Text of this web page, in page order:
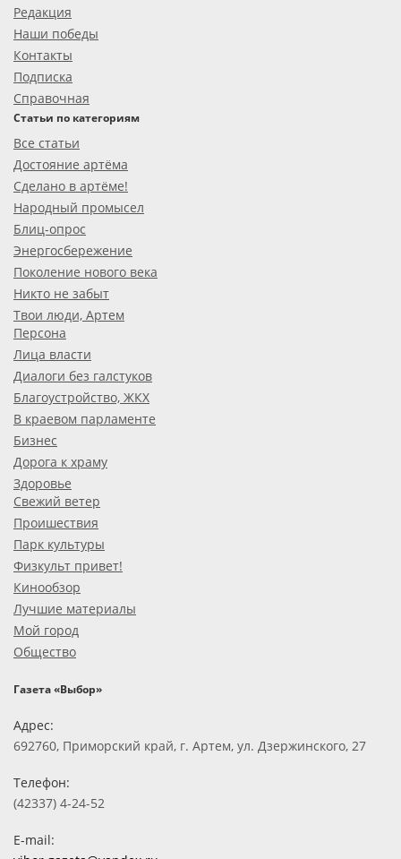
Редакция
Наши победы
Контакты
Подписка
Справочная
Статьи по категориям
Все статьи
Достояние артёма
Сделано в артёме!
Народный промысел
Блиц-опрос
Энергосбережение
Поколение нового века
Никто не забыт
Твои люди, Артем
Персона
Лица власти
Диалоги без галстуков
Благоустройство, ЖКХ
В краевом парламенте
Бизнес
Дорога к храму
Здоровье
Свежий ветер
Проишествия
Парк культуры
Физкульт привет!
Кинообзор
Лучшие материалы
Мой город
Общество
Газета «Выбор»
Адрес:
692760, Приморский край, г. Артем, ул. Дзержинского, 27
Телефон:
(42337) 4-24-52
E-mail: